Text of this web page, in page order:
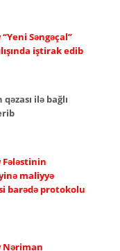
Səngəçal”
iştirak edib
ilə bağlı
maliyyə
barədə protokolu
Nəriman